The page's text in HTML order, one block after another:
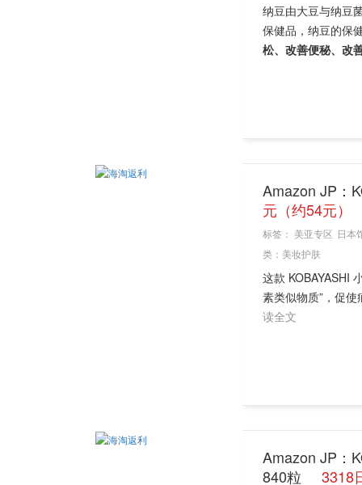
纳豆由大豆与纳豆
保健品，纳豆的保
松、改善便秘、改
Amazon JP：
元（约54元）
标签： 美亚专区 日本
类： 美妆护肤
这款 KOBAYASHI
素类似物质”，促
读全文
Amazon JP：
840粒
3318